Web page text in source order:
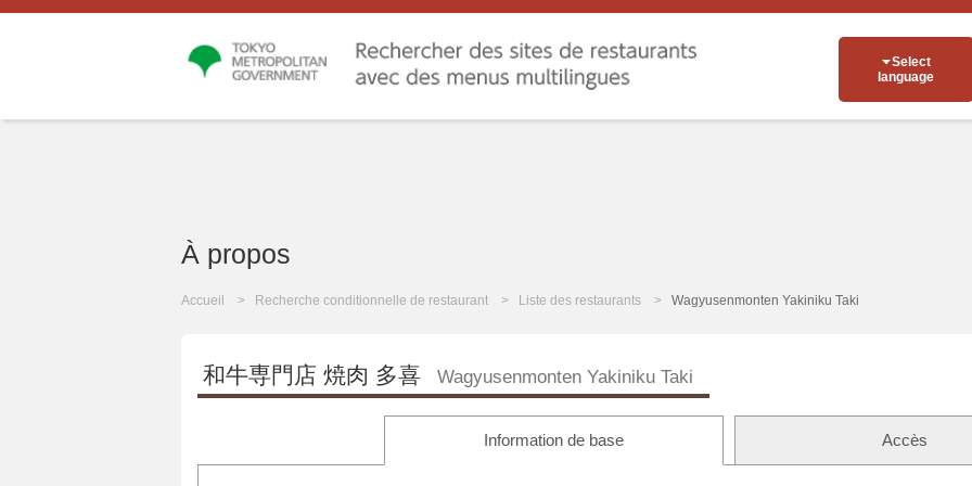
Select
language
À propos
Accueil Recherche conditionnelle de restaurant Liste des restaurants Wagyusenmonten Yakiniku Taki
和牛専門店 焼肉 多喜 Wagyusenmonten Yakiniku Taki
Information de base Accès